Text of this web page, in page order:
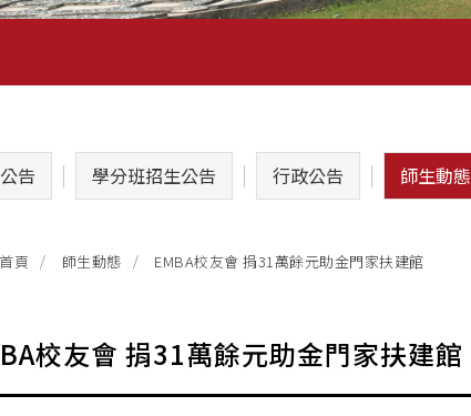
告 學分班招生公告 行政公告 師生動態
首頁 師生動態 EMBA校友會 捐31萬餘元助金門家扶建館
校友會 捐31萬餘元助金門家扶建館